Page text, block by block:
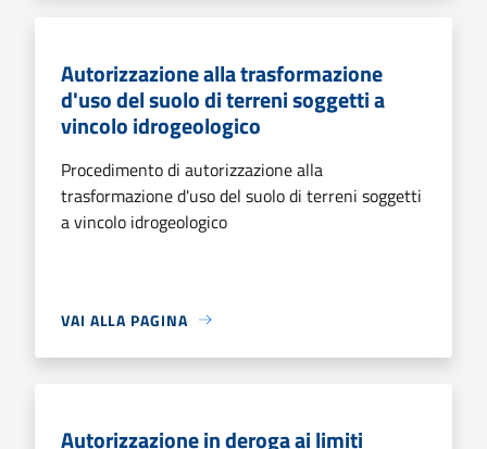
Autorizzazione alla trasformazione
d'uso del suolo di terreni soggetti a
vincolo idrogeologico
Procedimento di autorizzazione alla
trasformazione d'uso del suolo di terreni soggetti
a vincolo idrogeologico
VAI ALLA PAGINA
Autorizzazione in deroga ai limiti